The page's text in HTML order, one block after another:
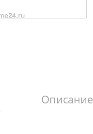
Описание